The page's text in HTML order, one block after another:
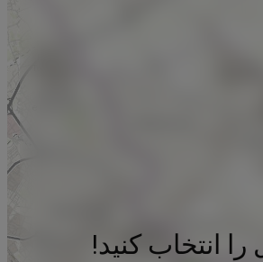
انتخاب کنید!